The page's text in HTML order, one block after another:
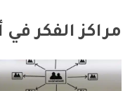
مراكز الفكر في